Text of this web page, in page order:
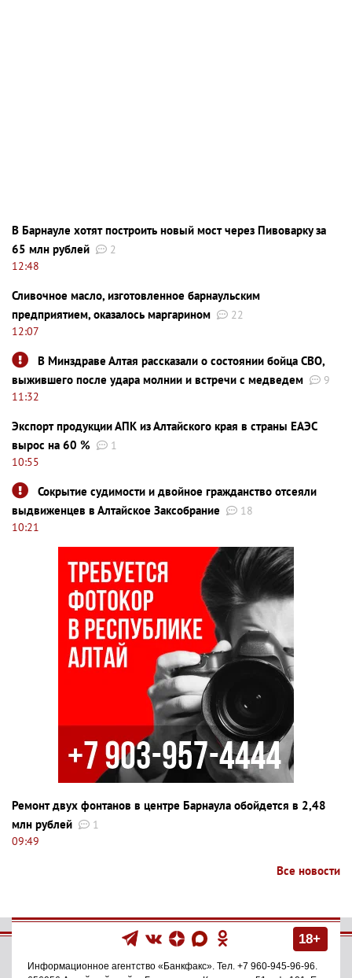
В Барнауле хотят построить новый мост через Пивоварку за
65 млн рублей
2
12:48
Сливочное масло, изготовленное барнаульским
предприятием, оказалось маргарином
22
12:07
В Минздраве Алтая рассказали о состоянии бойца СВО,
выжившего после удара молнии и встречи с медведем
9
11:32
Экспорт продукции АПК из Алтайского края в страны ЕАЭС
вырос на 60 %
1
10:55
Сокрытие судимости и двойное гражданство отсеяли
выдвиженцев в Алтайское Заксобрание
18
10:21
Ремонт двух фонтанов в центре Барнаула обойдется в 2,48
млн рублей
1
09:49
Все новости
18+
Информационное агентство «Банкфакс». Тел. +7 960-945-96-96.